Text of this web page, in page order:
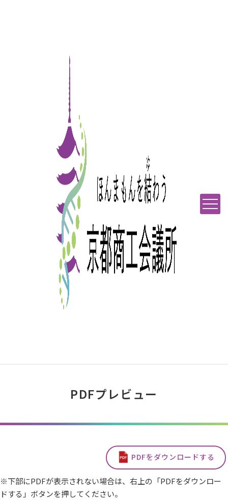
PDFプレビュー
PDFをダウンロードする
※下部にPDFが表示されない場合は、右上の「PDFをダウンロー
ドする」ボタンを押してください。